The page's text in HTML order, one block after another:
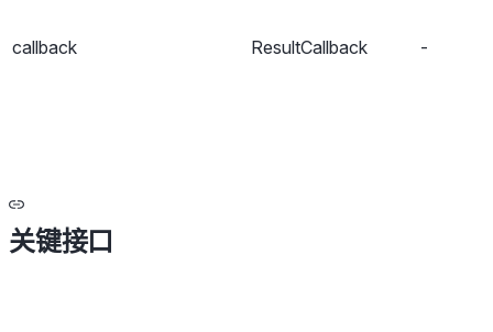
callback ResultCallback -
关键接口